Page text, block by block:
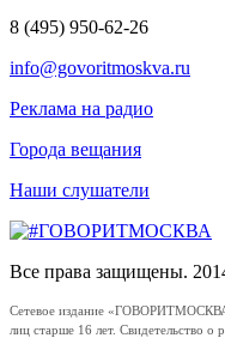
8 (495) 950-62-26
info@govoritmoskva.ru
Реклама на радио
Города вещания
Наши слушатели
Все права защищены.
Сетевое издание
лиц старше 16 лет. Свидетельство